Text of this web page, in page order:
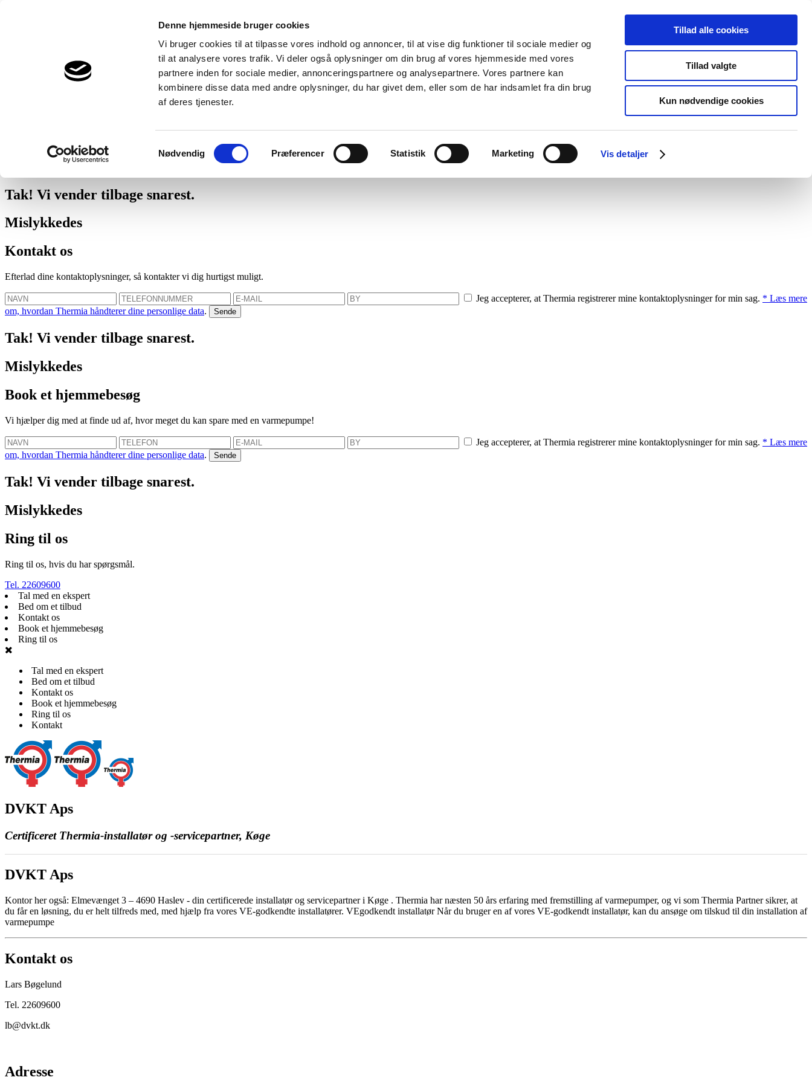
Denne hjemmeside bruger cookies
Vi bruger cookies til at tilpasse vores indhold og annoncer, til at vise dig funktioner til sociale medier og
til at analysere vores trafik. Vi deler også oplysninger om din brug af vores hjemmeside med vores
partnere inden for sociale medier, annonceringspartnere og analysepartnere. Vores partnere kan
kombinere disse data med andre oplysninger, du har givet dem, eller som de har indsamlet fra din brug
af deres tjenester.
Samtykkevalg
Nødvendig Præferencer Statistik Marketing Vis detaljer
Tillad alle cookies
Tillad valgte
Kun nødvendige cookies
Vi vil hjælpe - helt gratis.
Vi hjælper dig også med at beregne fremtidige besparelser.
Jeg accepterer, at Thermia registrerer mine kontaktoplysninger for min sag.
Tak! Vi vender tilbage snarest.
Mislykkedes
Kontakt os
Efterlad dine kontaktoplysninger, så kontakter vi dig hurtigst muligt.
Jeg accepterer, at Thermia registrerer mine kontaktoplysninger for min sag. * Læs mere
om, hvordan Thermia håndterer dine personlige data.
Tak! Vi vender tilbage snarest.
Mislykkedes
Book et hjemmebesøg
Vi hjælper dig med at finde ud af, hvor meget du kan spare med en varmepumpe!
Jeg accepterer, at Thermia registrerer mine kontaktoplysninger for min sag. * Læs mere
om, hvordan Thermia håndterer dine personlige data.
Tak! Vi vender tilbage snarest.
Mislykkedes
Ring til os
Ring til os, hvis du har spørgsmål.
Tel. 22609600
Tal med en ekspert
Bed om et tilbud
Kontakt os
Book et hjemmebesøg
Ring til os
Tal med en ekspert
Bed om et tilbud
Kontakt os
Book et hjemmebesøg
Ring til os
Kontakt
DVKT Aps
Certificeret Thermia-installatør og -servicepartner, Køge
DVKT Aps
Kontor her også: Elmevænget 3 – 4690 Haslev - din certificerede installatør og servicepartner i Køge . Thermia har næsten 50 års erfaring med fremstilling af varmepumper, og vi som Thermia Partner sikrer, at
du får en løsning, du er helt tilfreds med, med hjælp fra vores VE-godkendte installatører. VEgodkendt installatør Når du bruger en af vores VE-godkendt installatør, kan du ansøge om tilskud til din installation af
varmepumpe
Kontakt os
Lars Bøgelund
Tel. 22609600
lb@dvkt.dk
Adresse